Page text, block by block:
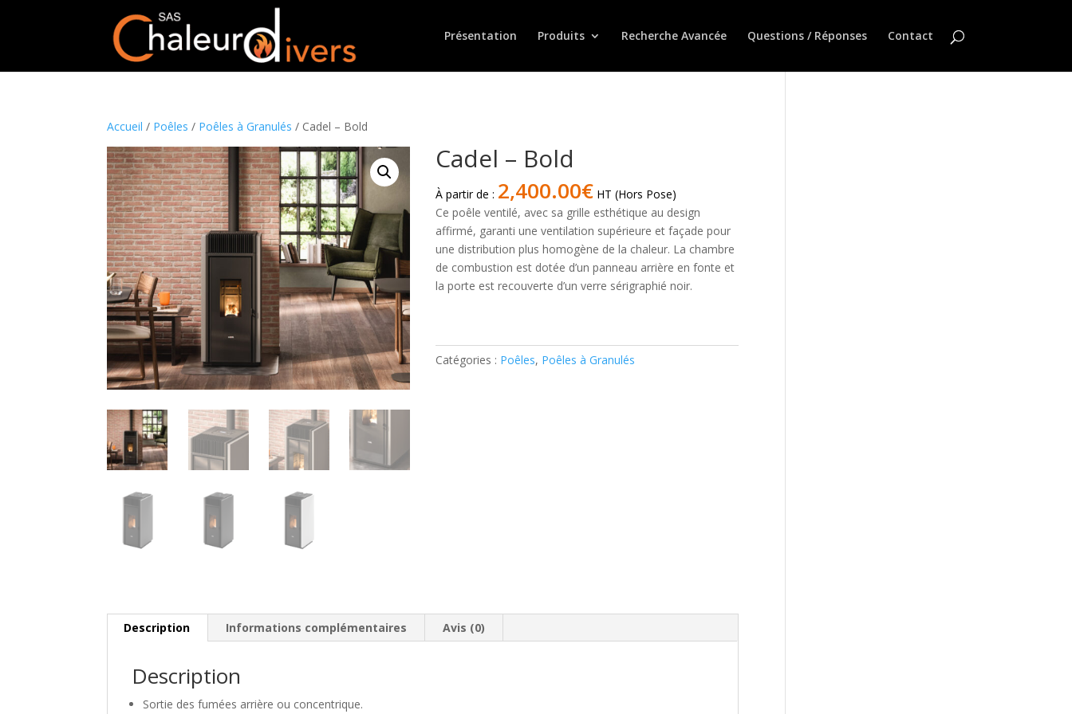
Présentation Produits Recherche Avancée Questions / Réponses Contact
Accueil / Poêles / Poêles à Granulés / Cadel – Bold
Cadel – Bold
À partir de : 2,400.00€ HT (Hors Pose)
Ce poêle ventilé, avec sa grille esthétique au design
affirmé, garanti une ventilation supérieure et façade pour
une distribution plus homogène de la chaleur. La chambre
de combustion est dotée d’un panneau arrière en fonte et
la porte est recouverte d’un verre sérigraphié noir.
Cadel
Catégories : Poêles, Poêles à Granulés
Description Informations complémentaires Avis (0)
Description
Sortie des fumées arrière ou concentrique.